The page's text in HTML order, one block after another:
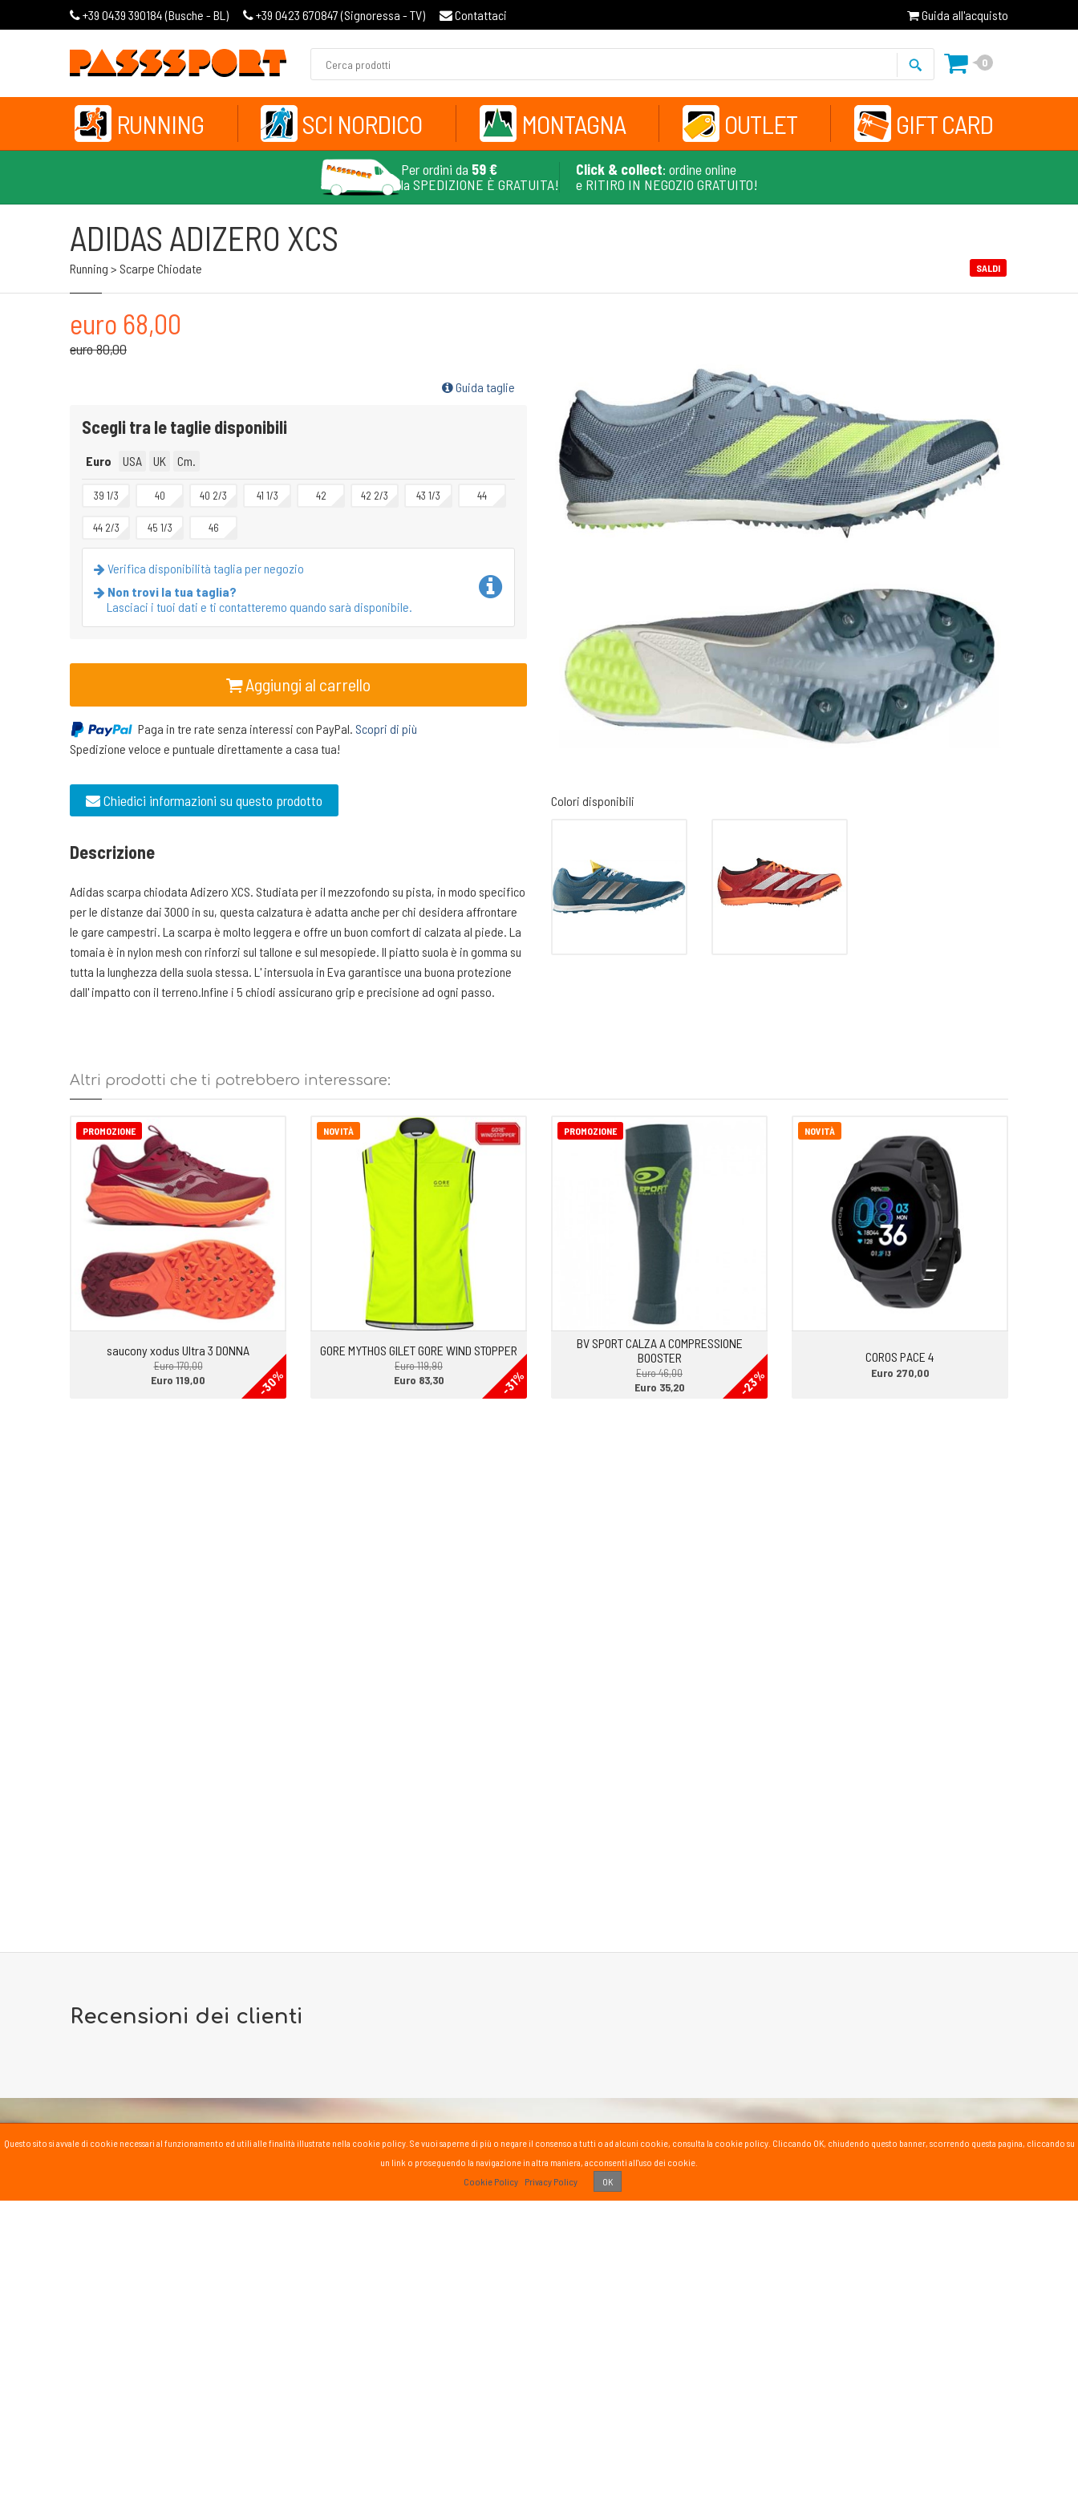
+39 0439 390184 (Busche - BL ) +39 0423 670847 (Signoressa - TV) Contattaci Guida all'acquisto
0
RUNNING SCI NORDICO MONTAGNA OUTLET GIFT CARD
Per ordini da 59 €
la SPEDIZIONE È GRATUITA!
Click & collect: ordine online
e RITIRO IN NEGOZIO GRATUITO!
ADIDAS ADIZERO XCS
Running > Scarpe Chiodate SALDI
Colori disponibili
euro 68,00
euro 80,00
Guida taglie
Scegli tra le taglie disponibili
Euro USA UK Cm.
39 1/3 40 40 2/3 41 1/3 42 42 2/3 43 1/3 44
44 2/3 45 1/3 46
Verifica disponibilità taglia per negozio
Non trovi la tua taglia?
Lasciaci i tuoi dati e ti contatteremo quando sarà disponibile.
Aggiungi al carrello
Paga in tre rate senza interessi con PayPal. Scopri di più
Spedizione veloce e puntuale direttamente a casa tua!
Chiedici informazioni su questo prodotto
Descrizione
Adidas scarpa chiodata Adizero XCS. Studiata per il mezzofondo su pista, in modo specifico
per le distanze dai 3000 in su, questa calzatura è adatta anche per chi desidera affrontare
le gare campestri. La scarpa è molto leggera e offre un buon comfort di calzata al piede. La
tomaia è in nylon mesh con rinforzi sul tallone e sul mesopiede. Il piatto suola è in gomma su
tutta la lunghezza della suola stessa. L' intersuola in Eva garantisce una buona protezione
dall' impatto con il terreno.Infine i 5 chiodi assicurano grip e precisione ad ogni passo.
Altri prodotti che ti potrebbero interessare:
PROMOZIONE
saucony xodus Ultra 3 DONNA
Euro 170,00
-30%
Euro 119,00
NOVITÀ
GORE MYTHOS GILET GORE WIND STOPPER
Euro 119,90
-31%
Euro 83,30
PROMOZIONE
BV SPORT CALZA A COMPRESSIONE
BOOSTER
Euro 46,00 -23%
Euro 35,20
NOVITÀ
COROS PACE 4
Euro 270,00
Recensioni dei clienti
PASSSPORT SU YOUTUBE
Questo sito si avvale di cookie necessari al funzionamento ed utili alle finalità illustrate nella cookie policy. Se vuoi saperne di più o negare il consenso a tutti o ad alcuni cookie, consulta la cookie policy. Cliccando OK, chiudendo questo banner, scorrendo questa pagina, cliccando su
un link o proseguendo la navigazione in altra maniera, acconsenti all'uso dei cookie.
Cookie Policy
Privacy Policy OK